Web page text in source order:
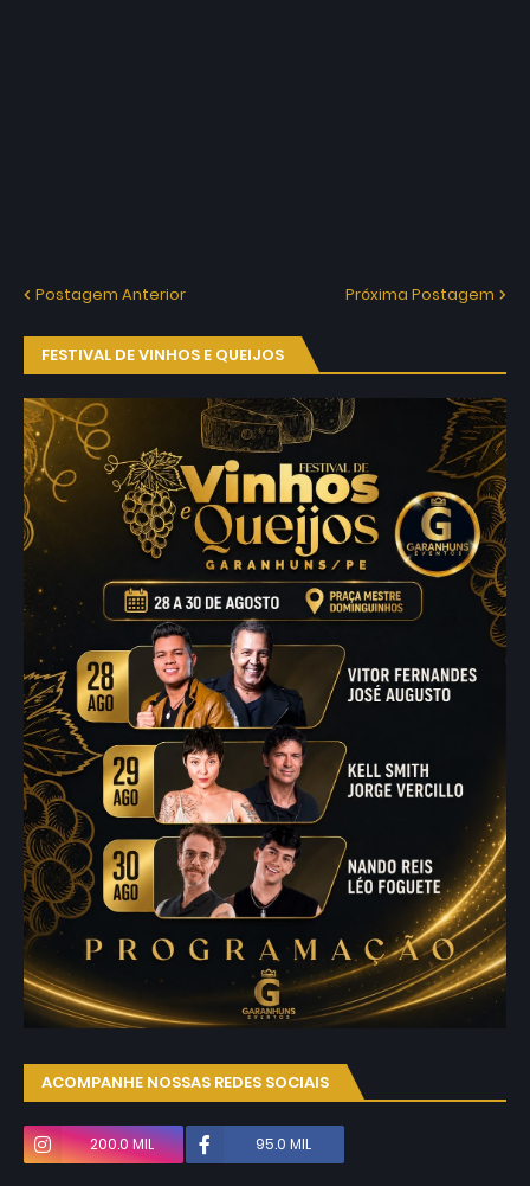
Postagem Anterior Próxima Postagem
FESTIVAL DE VINHOS E QUEIJOS
ACOMPANHE NOSSAS REDES SOCIAIS
200.0 MIL 95.0 MIL